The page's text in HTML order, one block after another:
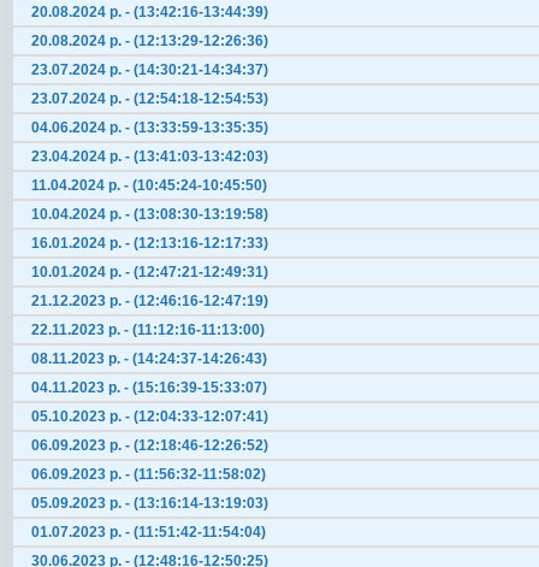
20.08.2024 р. - (13:42:16-13:44:39)
20.08.2024 р. - (12:13:29-12:26:36)
23.07.2024 р. - (14:30:21-14:34:37)
23.07.2024 р. - (12:54:18-12:54:53)
04.06.2024 р. - (13:33:59-13:35:35)
23.04.2024 р. - (13:41:03-13:42:03)
11.04.2024 р. - (10:45:24-10:45:50)
10.04.2024 р. - (13:08:30-13:19:58)
16.01.2024 р. - (12:13:16-12:17:33)
10.01.2024 р. - (12:47:21-12:49:31)
21.12.2023 р. - (12:46:16-12:47:19)
22.11.2023 р. - (11:12:16-11:13:00)
08.11.2023 р. - (14:24:37-14:26:43)
04.11.2023 р. - (15:16:39-15:33:07)
05.10.2023 р. - (12:04:33-12:07:41)
06.09.2023 р. - (12:18:46-12:26:52)
06.09.2023 р. - (11:56:32-11:58:02)
05.09.2023 р. - (13:16:14-13:19:03)
01.07.2023 р. - (11:51:42-11:54:04)
30.06.2023 р. - (12:48:16-12:50:25)